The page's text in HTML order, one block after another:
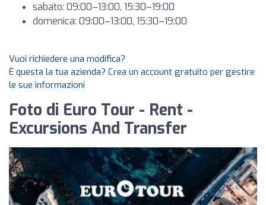
sabato: 09:00–13:00, 15:30–19:00
domenica: 09:00–13:00, 15:30–19:00
Vuoi richiedere una modifica?
È questa la tua azienda? Crea un account gratuito per gestire
le sue informazioni
Foto di Euro Tour - Rent -
Excursions And Transfer